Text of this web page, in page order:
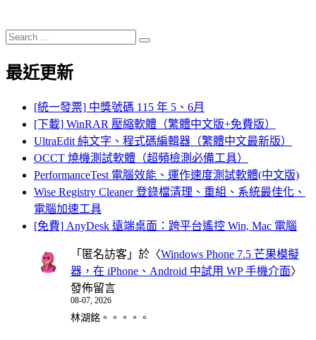
Search
for:
Search
最近更新
[統一發票] 中獎號碼 115 年 5、6月
[下載] WinRAR 壓縮軟體（繁體中文版+免費版）
UltraEdit 純文字、程式碼編輯器（繁體中文最新版）
OCCT 燒機測試軟體（超頻檢測必備工具）
PerformanceTest 電腦效能、運作速度測試軟體(中文版)
Wise Registry Cleaner 登錄檔清理、重組、系統最佳化、
電腦加速工具
[免費] AnyDesk 遠端桌面：跨平台遙控 Win, Mac 電腦
「 匿名訪客 」於〈Windows Phone 7.5 芒果模擬
器，在 iPhone、Android 中試用 WP 手機介面〉
發佈留言
08-07, 2026
林湖銘。。。。。